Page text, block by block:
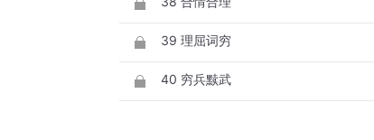
39 理屈词穷
40 穷兵黩武